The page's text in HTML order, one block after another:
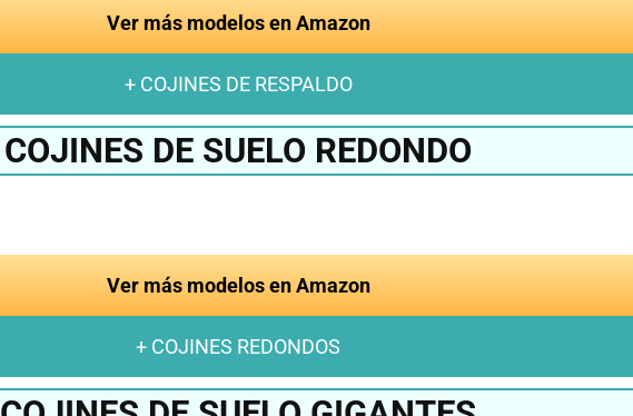
Ver más modelos en Amazon
+ COJINES DE RESPALDO
COJINES DE SUELO REDONDO
Ver más modelos en Amazon
+ COJINES REDONDOS